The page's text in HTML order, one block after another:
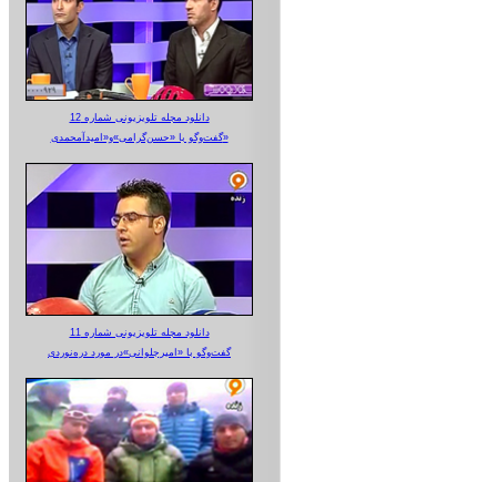
دانلود مجله تلویزیونی شماره 12
گفت‌وگو با «حسن‌گرامی»و«امیدآمحمدی»
دانلود مجله تلویزیونی شماره 11
گفت‌وگو با «امیرجلوانی»در مورد دره‌نوردی